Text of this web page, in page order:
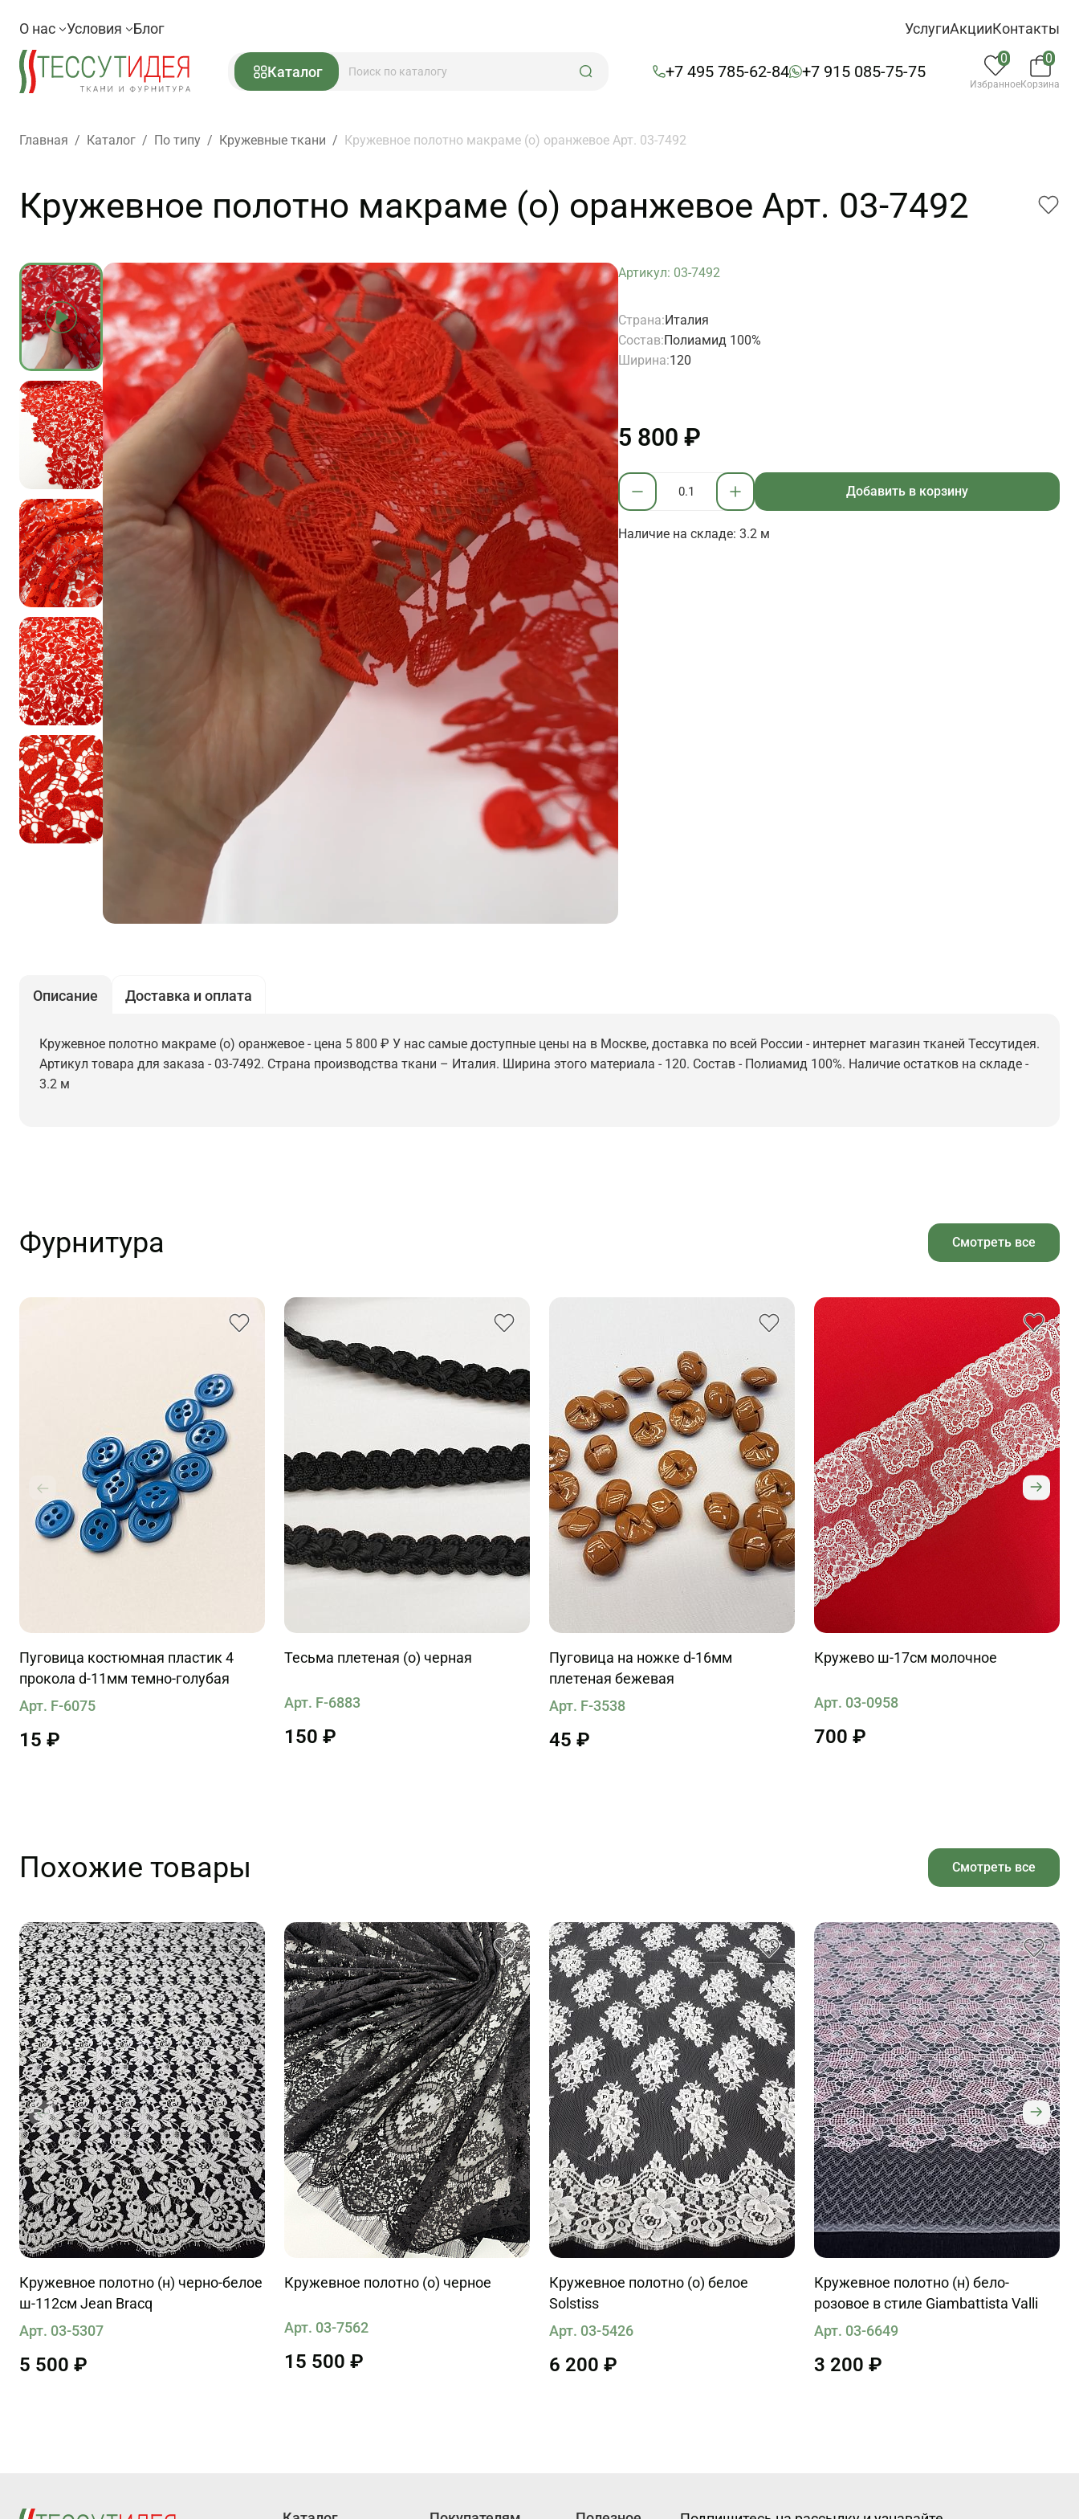
О нас Условия Блог УслугиАкцииКонтакты
Каталог +7 495 785-62-84 +7 915 085-75-75
0
Избранное
0
Корзина
Главная / Каталог / По типу / Кружевные ткани / Кружевное полотно макраме (о) оранжевое Арт. 03-7492
Кружевное полотно макраме (о) оранжевое Арт. 03-7492
Артикул: 03-7492
Страна:Италия
Состав:Полиамид 100%
Ширина:120
5 800 ₽
Добавить в корзину
Наличие на складе: 3.2 м
Описание Доставка и оплата
Кружевное полотно макраме (о) оранжевое - цена 5 800 ₽ У нас самые доступные цены на в Москве, доставка по всей России - интернет магазин тканей Тессутидея.
Артикул товара для заказа - 03-7492. Страна производства ткани – Италия. Ширина этого материала - 120. Состав - Полиамид 100%. Наличие остатков на складе -
3.2 м
Фурнитура Смотреть все
Пуговица костюмная пластик 4
прокола d-11мм темно-голубая
Арт. F-6075
15 ₽
Тесьма плетеная (о) черная
Арт. F-6883
150 ₽
Пуговица на ножке d-16мм
плетеная бежевая
Арт. F-3538
45 ₽
Кружево ш-17см молочное
Арт. 03-0958
700 ₽
Похожие товары Смотреть все
Кружевное полотно (н) черно-белое
ш-112см Jean Bracq
Арт. 03-5307
5 500 ₽
Кружевное полотно (о) черное
Арт. 03-7562
15 500 ₽
Кружевное полотно (о) белое
Solstiss
Арт. 03-5426
6 200 ₽
Кружевное полотно (н) бело-
розовое в стиле Giambattista Valli
Арт. 03-6649
3 200 ₽